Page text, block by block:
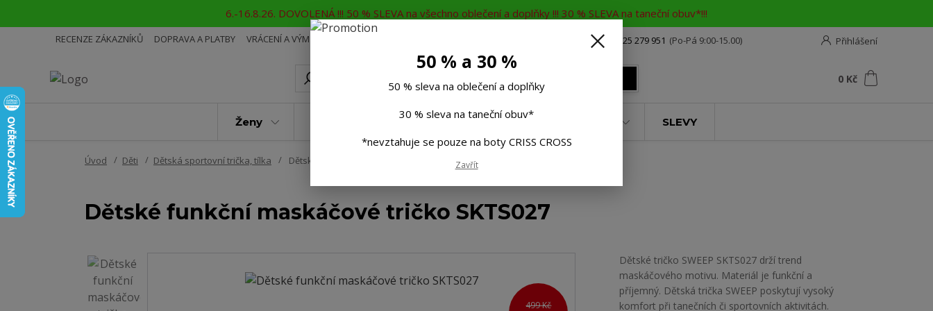
6.-16.8.26. DOVOLENÁ !!! 50 % SLEVA na všechno oblečení a doplňky !!! 30 % SLEVA na taneční obuv*!!!
RECENZE ZÁKAZNÍKŮ DOPRAVA A PLATBY VRÁCENÍ A VÝMĚNA Přihlášení
Rádi Vám poradíme 725 279 951 (Po-Pá 9:00-15.00)
0 Kč
Ženy Děti Taneční boty SLEVY
Úvod Děti Dětská sportovní trička, tílka Dětské funkční maskáčové tričko SKTS027
Dětské funkční maskáčové tričko SKTS027
499 Kč
Dětské tričko SWEEP SKTS027 drží trend
maskáčového motivu. Materiál je funkční a
příjemný. Dětská trička SWEEP poskytují vysoký
komfort při tanečních či sportovních aktivitách.
50 % a 30 %
50 % sleva na oblečení a doplňky
30 % sleva na taneční obuv*
*nevztahuje se pouze na boty CRISS CROSS
Zavřít